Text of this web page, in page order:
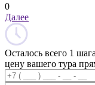
0
Далее
Осталось всего 1
цену вашего тура